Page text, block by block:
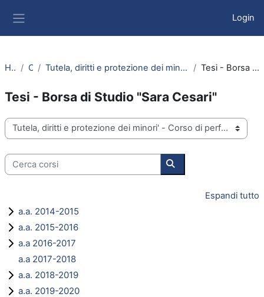
Login
Home Corsi Tutela, diritti e protezione dei minori' - Corso di perfezionamento - a.a. 2022/2023 Tesi - Borsa di Studio "Sara Cesari"
Tesi - Borsa di Studio "Sara Cesari"
Categorie di corso
Cerca corsi
Cerca corsi
Espandi tutto
a.a. 2014-2015
a.a. 2015-2016
a.a 2016-2017
a.a 2017-2018
a.a. 2018-2019
a.a. 2019-2020